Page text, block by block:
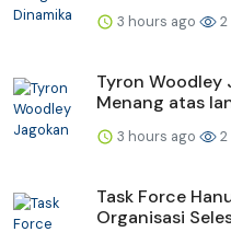
3 hours ago 2
Tyron Woodley
Menang atas
3 hours ago 2
Task Force
Organisasi